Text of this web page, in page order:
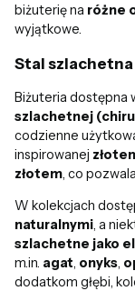
biżuterię na różne
wyjątkowe.
Stal
Biżuteria dostępna
szlachetnej
codzienne
inspirowanej
złotem , co
W kolekcjach
naturalnymi, a
szlachetne jako
m.in. agat, onyks,
dodatkom głębi,